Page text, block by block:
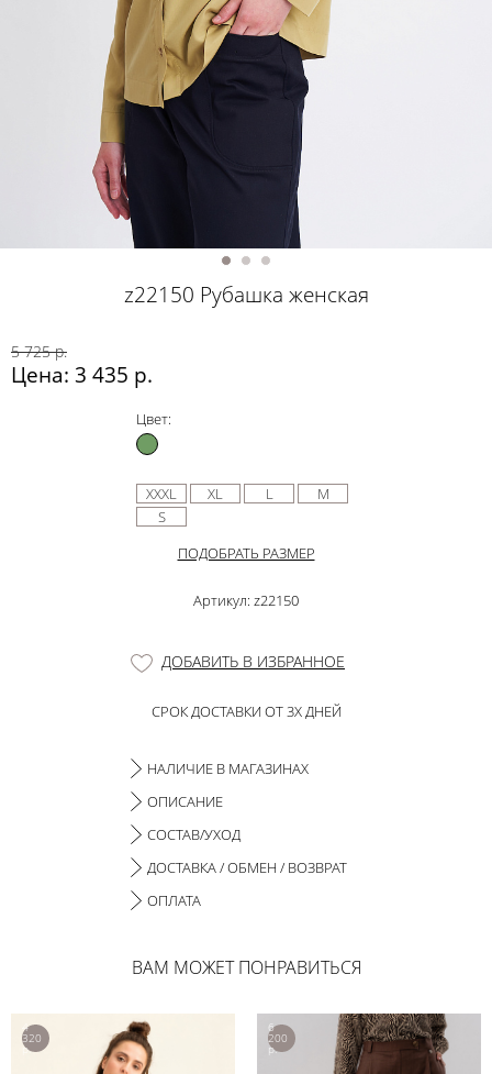
z22150 Рубашка женская
5 725 р.
Цена: 3 435 р.
Цвет:
XXXL XL L
M
S
ПОДОБРАТЬ РАЗМЕР
Артикул: z22150
ДОБАВИТЬ В ИЗБРАННОЕ
СРОК ДОСТАВКИ ОТ 3Х ДНЕЙ
НАЛИЧИЕ В МАГАЗИНАХ
ОПИСАНИЕ
СОСТАВ/УХОД
ДОСТАВКА / ОБМЕН / ВОЗВРАТ
ОПЛАТА
ВАМ МОЖЕТ ПОНРАВИТЬСЯ
4
320
р.
6
200
р.